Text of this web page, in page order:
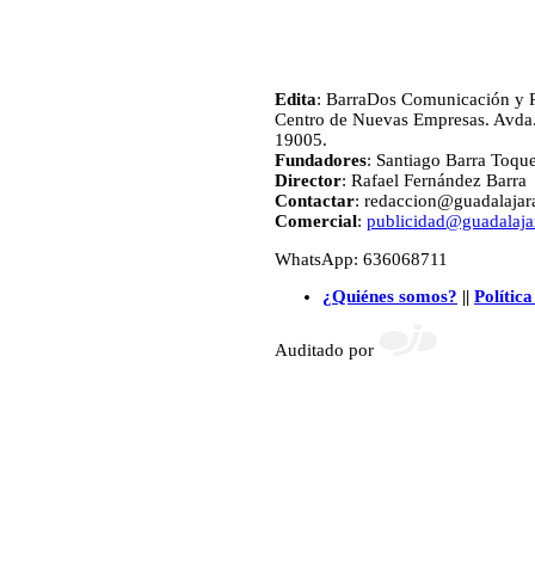
Edita: BarraDos Comunicación y
Centro de Nuevas Empresas.
19005.
Fundadores: Santiago Barra
Director: Rafael Fernández Barra
Contactar:
Comercial:
WhatsApp: 636068711
¿Quiénes somos? || Política
Auditado por